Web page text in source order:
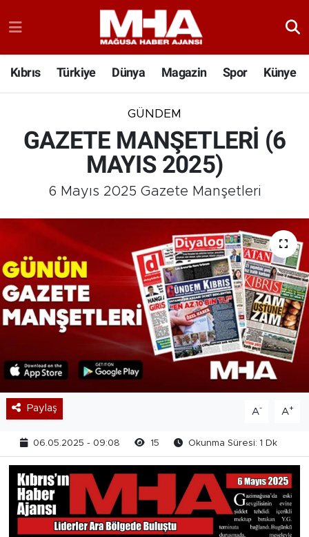
Kıbrıs Türkiye Dünya Magazin Spor Künye
GÜNDEM
GAZETE MANŞETLERİ (6
MAYIS 2025)
6 Mayıs 2025 Gazete Manşetleri
Paylaş A- A+
06.05.2025 - 09:08 15 Okunma Süresi: 1 Dk